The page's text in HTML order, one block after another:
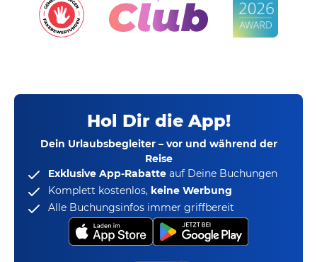
Hol Dir die App!
Dein Urlaubsbegleiter – vor und während der
Reise
Exklusive App-Rabatte auf Deine Buchungen
Komplett kostenlos, keine Werbung
Alle Buchungsinfos immer griffbereit